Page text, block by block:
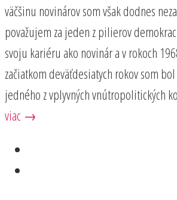
väčšinu novinárov som však dodnes
považujem za jeden z pilierov
svoju kariéru ako novinár a v rokoch
začiatkom deväťdesiatych rokov som bol
jedného z vplyvných vnútropolitických
viac →